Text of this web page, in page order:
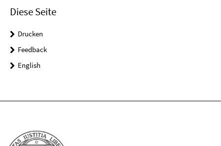
Diese Seite
Drucken
Feedback
English